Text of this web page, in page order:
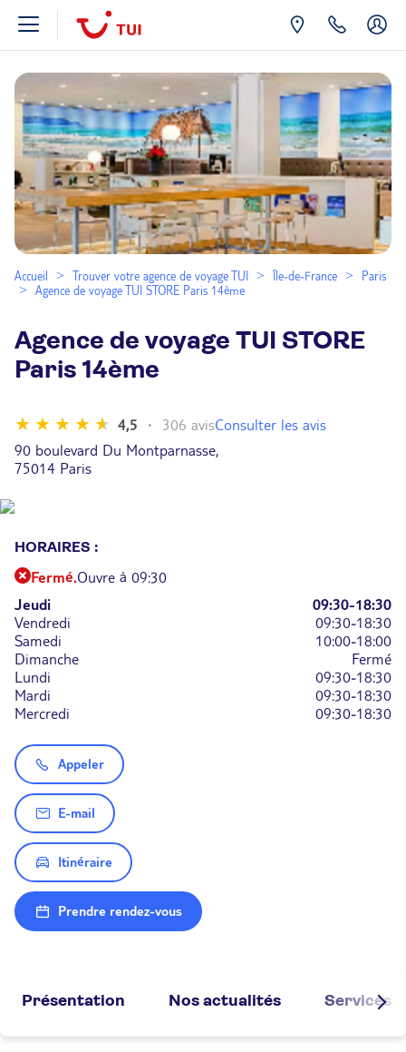
Accueil Trouver votre agence de voyage TUI Île-de-France
Paris
Agence de voyage TUI STORE Paris 14ème
Agence de voyage TUI STORE
Paris 14ème
4,5 306 avisConsulter les avis
90 boulevard Du Montparnasse,
75014 Paris
HORAIRES :
Fermé.Ouvre à 09:30
Jeudi
09:30-18:30
Vendredi
09:30-18:30
Samedi
10:00-18:00
Dimanche
Fermé
Lundi
09:30-18:30
Mardi
09:30-18:30
Mercredi
09:30-18:30
Appeler
E-mail
Itinéraire
Prendre rendez-vous
Présentation Nos actualités Services